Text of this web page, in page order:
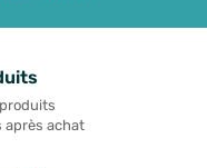
après achat